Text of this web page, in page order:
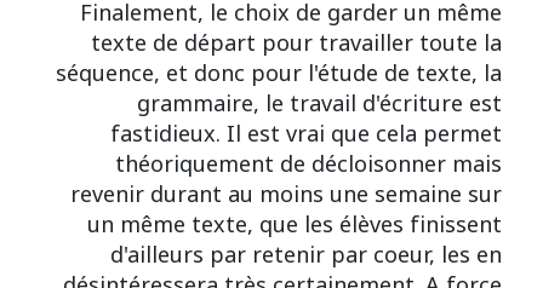
Finalement, le choix de garder un même
texte de départ pour travailler toute la
séquence, et donc pour l'étude de texte, la
grammaire, le travail d'écriture est
fastidieux. Il est vrai que cela permet
théoriquement de décloisonner mais
revenir durant au moins une semaine sur
un même texte, que les élèves finissent
d'ailleurs par retenir par coeur, les en